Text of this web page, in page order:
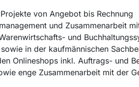
von Angebot bis Rechnung
und Zusammenarbeit
und
in der kaufmännischen
Onlineshops inkl. Auftrags- und
enge Zusammenarbeit mit der